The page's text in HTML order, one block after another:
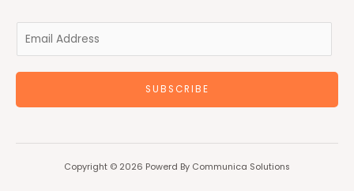
a
l
SUBSCRIBE
Copyright © 2026 Powerd By Communica Solutions